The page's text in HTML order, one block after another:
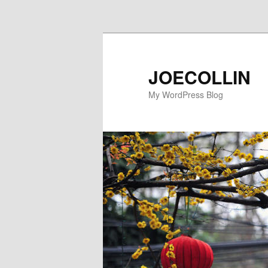
JOECOLLIN
My WordPress Blog